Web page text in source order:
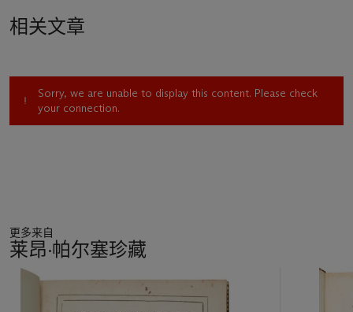
相关文章
Sorry, we are unable to display this content. Please check
your connection.
更多来自
莱昂·帕尔塞珍藏